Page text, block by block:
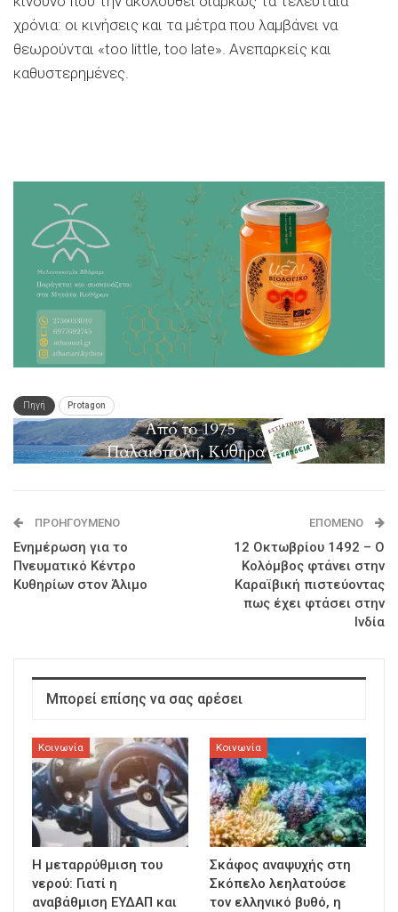
χρόνια: οι κινήσεις και τα μέτρα που λαμβάνει να
θεωρούνται «too little, too late». Ανεπαρκείς και
καθυστερημένες.
Πηγή Protagon
ΠΡΟΗΓΟΎΜΕΝΟ
Ενημέρωση για το
Πνευματικό Κέντρο
Κυθηρίων στον Άλιμο
ΕΠΌΜΕΝΟ
12 Οκτωβρίου 1492 – Ο
Κολόμβος φτάνει στην
Καραϊβική πιστεύοντας
πως έχει φτάσει στην
Ινδία
Μπορεί επίσης να σας αρέσει
Κοινωνία
Η μεταρρύθμιση του
νερού: Γιατί η
αναβάθμιση ΕΥΔΑΠ και
Κοινωνία
Σκάφος αναψυχής στη
Σκόπελο λεηλατούσε
τον ελληνικό βυθό, η